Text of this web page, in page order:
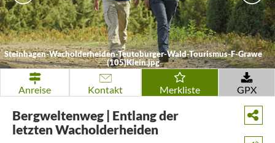
Steinhagen-Wacholderheiden-Teutoburger-Wald-Tourismus-F-Grawe
(105)Klein.jpg
Anreise Kontakt Merkliste GPX
Bergweltenweg | Entlang der
letzten Wacholderheiden